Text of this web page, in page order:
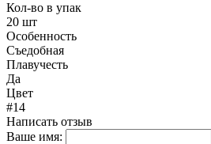
Кол-во в упак
20 шт
Особенность
Съедобная
Плавучесть
Да
Цвет
#14
Написать отзыв
Ваше имя: